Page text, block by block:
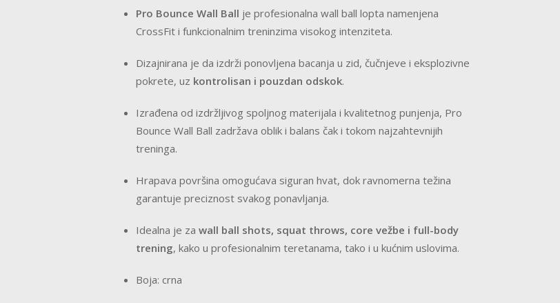
do
5,500.00 RSD
Pro Bounce Wall Ball je profesionalna wall ball lopta namenjena
CrossFit i funkcionalnim treninzima visokog intenziteta.
Dizajnirana je da izdrži ponovljena bacanja u zid, čučnjeve i eksplozivne
pokrete, uz kontrolisan i pouzdan odskok.
Izrađena od izdržljivog spoljnog materijala i kvalitetnog punjenja, Pro
Bounce Wall Ball zadržava oblik i balans čak i tokom najzahtevnijih
treninga.
Hrapava površina omogućava siguran hvat, dok ravnomerna težina
garantuje preciznost svakog ponavljanja.
Idealna je zawall ball shots, squat throws, core vežbe i full-body
trening, kako u profesionalnim teretanama, tako i u kućnim uslovima.
Boja: crna